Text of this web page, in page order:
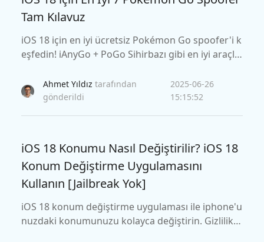
Tam Kılavuz
iOS 18 için en iyi ücretsiz Pokémon Go spoofer'i k
eşfedin! iAnyGo + PoGo Sihirbazı gibi en iyi araçla
Ahmet Yıldız tarafından
gönderildi
2025-06-26
15:15:52
iOS 18 Konumu Nasıl Değiştirilir? iOS 18
Konum Değiştirme Uygulamasını
Kullanın [Jailbreak Yok]
iOS 18 konum değiştirme uygulaması ile iphone'u
nuzdaki konumunuzu kolayca değiştirin. Gizlilik,